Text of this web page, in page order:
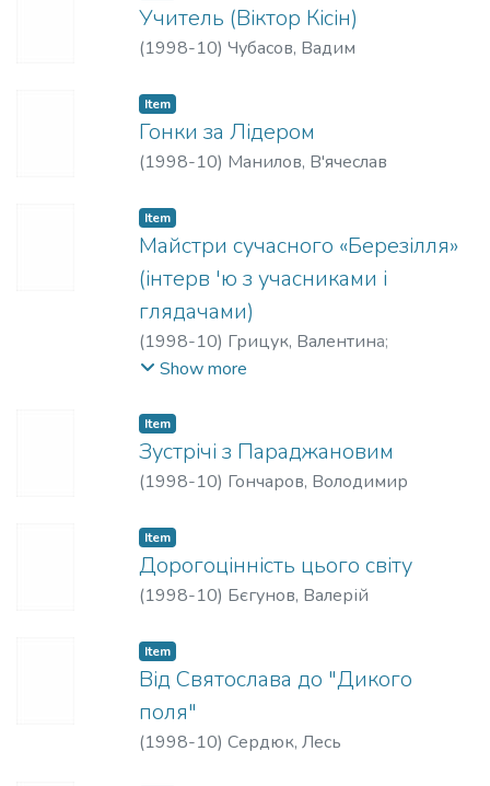
Учитель (Віктор Кісін)
(1998-10) Чубасов, Вадим
Item
Гонки за Лідером
(1998-10) Манилов, В'ячеслав
Item
Майстри сучасного «Березілля»
(інтерв 'ю з учасниками і
глядачами)
(1998-10) Грицук, Валентина;
Проскурня, Сергій
Show more
Item
Зустрічі з Параджановим
(1998-10) Гончаров, Володимир
Item
Дорогоцінність цього світу
(1998-10) Бєгунов, Валерій
Item
Від Святослава до "Дикого
поля"
(1998-10) Сердюк, Лесь